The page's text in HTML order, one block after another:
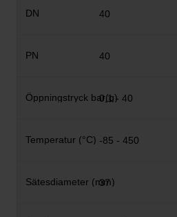
40
40
0,1 - 40
-85 - 450
37